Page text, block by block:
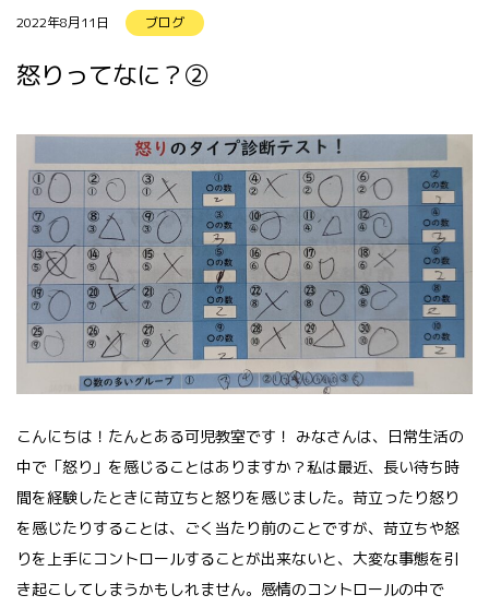
2022年8月11日 ブログ
怒りってなに？②
こんにちは！たんとある可児教室です！ みなさんは、日常生活の
中で「怒り」を感じることはありますか？私は最近、長い待ち時
間を経験したときに苛立ちと怒りを感じました。苛立ったり怒り
を感じたりすることは、ごく当たり前のことですが、苛立ちや怒
りを上手にコントロールすることが出来ないと、大変な事態を引
き起こしてしまうかもしれません。感情のコントロールの中で